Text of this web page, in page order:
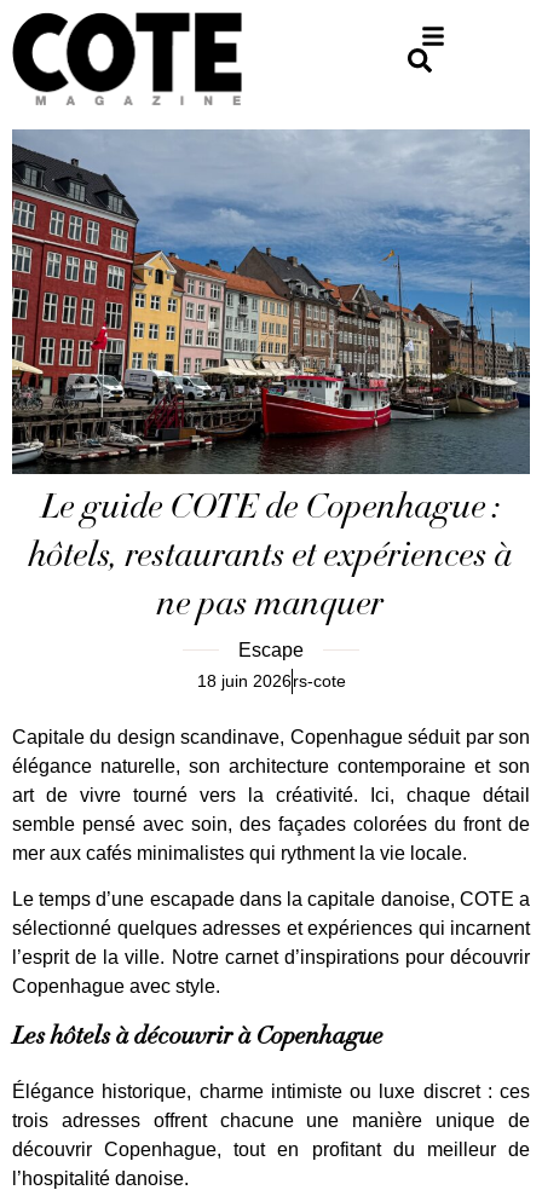
Le guide COTE de Copenhague :
hôtels, restaurants et expériences à
ne pas manquer
Escape
18 juin 2026rs-cote
Capitale du design scandinave, Copenhague séduit par son
élégance naturelle, son architecture contemporaine et son
art de vivre tourné vers la créativité. Ici, chaque détail
semble pensé avec soin, des façades colorées du front de
mer aux cafés minimalistes qui rythment la vie locale.
Le temps d’une escapade dans la capitale danoise, COTE a
sélectionné quelques adresses et expériences qui incarnent
l’esprit de la ville. Notre carnet d’inspirations pour découvrir
Copenhague avec style.
Les hôtels à découvrir à Copenhague
Élégance historique, charme intimiste ou luxe discret : ces
trois adresses offrent chacune une manière unique de
découvrir Copenhague, tout en profitant du meilleur de
l’hospitalité danoise.